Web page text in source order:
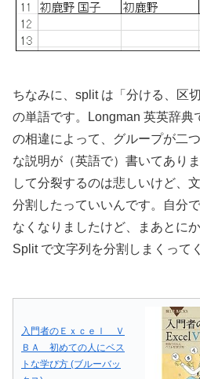
ちなみに、split は「分ける、区
の単語です。Longman 英英辞典
の相違によって、グループが二
な説明が（英語で）書いてあり
して分裂するのは悲しいけど、
分割したっていいんです。自分
なくなりましたけど、まあとに
Split で文字列を分割しまくって
入門者のＥｘｃｅｌ Ｖ
ＢＡ 初めての人にベス
トな学び方 (ブルーバッ